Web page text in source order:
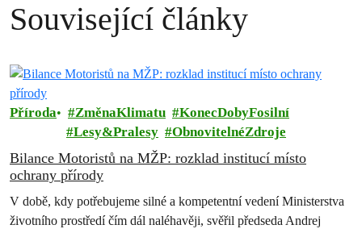
Související články
Příroda ZměnaKlimatu
KonecDobyFosilní
Lesy&Pralesy
ObnovitelnéZdroje
Bilance Motoristů na MŽP: rozklad institucí místo
ochrany přírody
V době, kdy potřebujeme silné a kompetentní vedení Ministerstva
životního prostředí čím dál naléhavěji, svěřil předseda Andrej